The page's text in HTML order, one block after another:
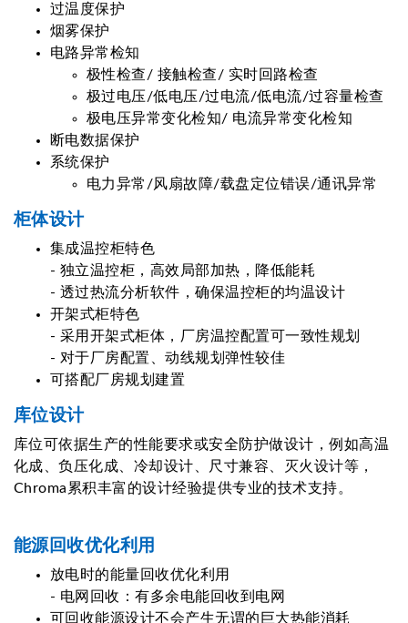
过温度保护
烟雾保护
电路异常检知
极性检查/ 接触检查/ 实时回路检查
极过电压/低电压/过电流/低电流/过容量检查
极电压异常变化检知/ 电流异常变化检知
断电数据保护
系统保护
电力异常/风扇故障/载盘定位错误/通讯异常
柜体设计
集成温控柜特色
- 独立温控柜，高效局部加热，降低能耗
- 透过热流分析软件，确保温控柜的均温设计
开架式柜特色
- 采用开架式柜体，厂房温控配置可一致性规划
- 对于厂房配置、动线规划弹性较佳
可搭配厂房规划建置
库位设计
库位可依据生产的性能要求或安全防护做设计，例如高温
化成、负压化成、冷却设计、尺寸兼容、灭火设计等，
Chroma累积丰富的设计经验提供专业的技术支持。
能源回收优化利用
放电时的能量回收优化利用
- 电网回收：有多余电能回收到电网
可回收能源设计不会产生无谓的巨大热能消耗